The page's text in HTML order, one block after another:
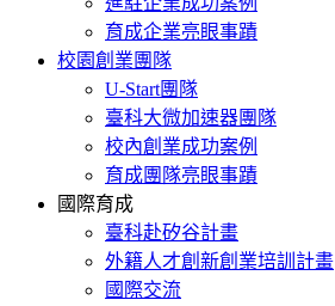
育成企業亮眼事蹟
校園創業團隊
U-Start團隊
臺科大微加速器團隊
校內創業成功案例
育成團隊亮眼事蹟
國際育成
臺科赴矽谷計畫
外籍人才創新創業培訓計畫
國際交流